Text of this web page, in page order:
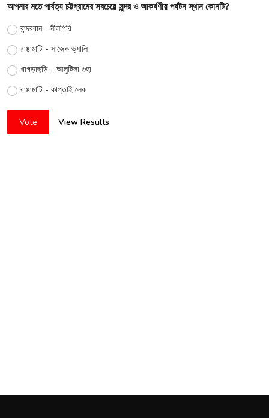
আপনার মতে পার্বত্য চট্টগ্রামের সবচেয়ে সুন্দর ও আকর্ষণীয় পর্যটন স্থান কোনটি?
বান্দরবান - নীলগিরি
রাঙামাটি - সাজেক ভ্যালি
খাগড়াছড়ি - আলুটিলা গুহা
রাঙামাটি - কাপ্তাই লেক
Vote View Results